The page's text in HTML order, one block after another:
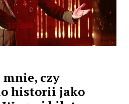
mnie, czy
historii jako